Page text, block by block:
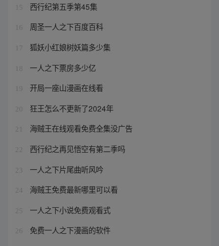
15 西行纪第五季第45集
16 周圣一人之下百度百科
17 狐妖小红娘树妖篇多少集
18 一人之下票房多少亿
19 开局一座山漫画在线看
20 狂王怎么不更新了2024年
21 海贼王在线观看免费全集没广告
22 西行纪之再见悟空有第二季吗
23 一人之下片尾曲听风吟
24 海贼王免费最新哪里可以看
25 一人之下小说免费观看式
26
免费一人之下漫画的软件